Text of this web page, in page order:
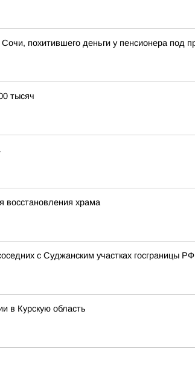
похитившего деньги у пенсионера под
тысяч
восстановления храма
с Суджанским участках госграницы РФ
в Курскую область